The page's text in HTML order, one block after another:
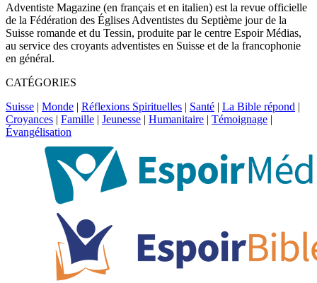
Adventiste Magazine (en français et en italien) est la revue officielle
de la Fédération des Églises Adventistes du Septième jour de la
Suisse romande et du Tessin, produite par le centre Espoir Médias,
au service des croyants adventistes en Suisse et de la francophonie
en général.
CATÉGORIES
Suisse | Monde | Réflexions Spirituelles | Santé | La Bible répond |
Croyances | Famille | Jeunesse | Humanitaire | Témoignage |
Évangélisation